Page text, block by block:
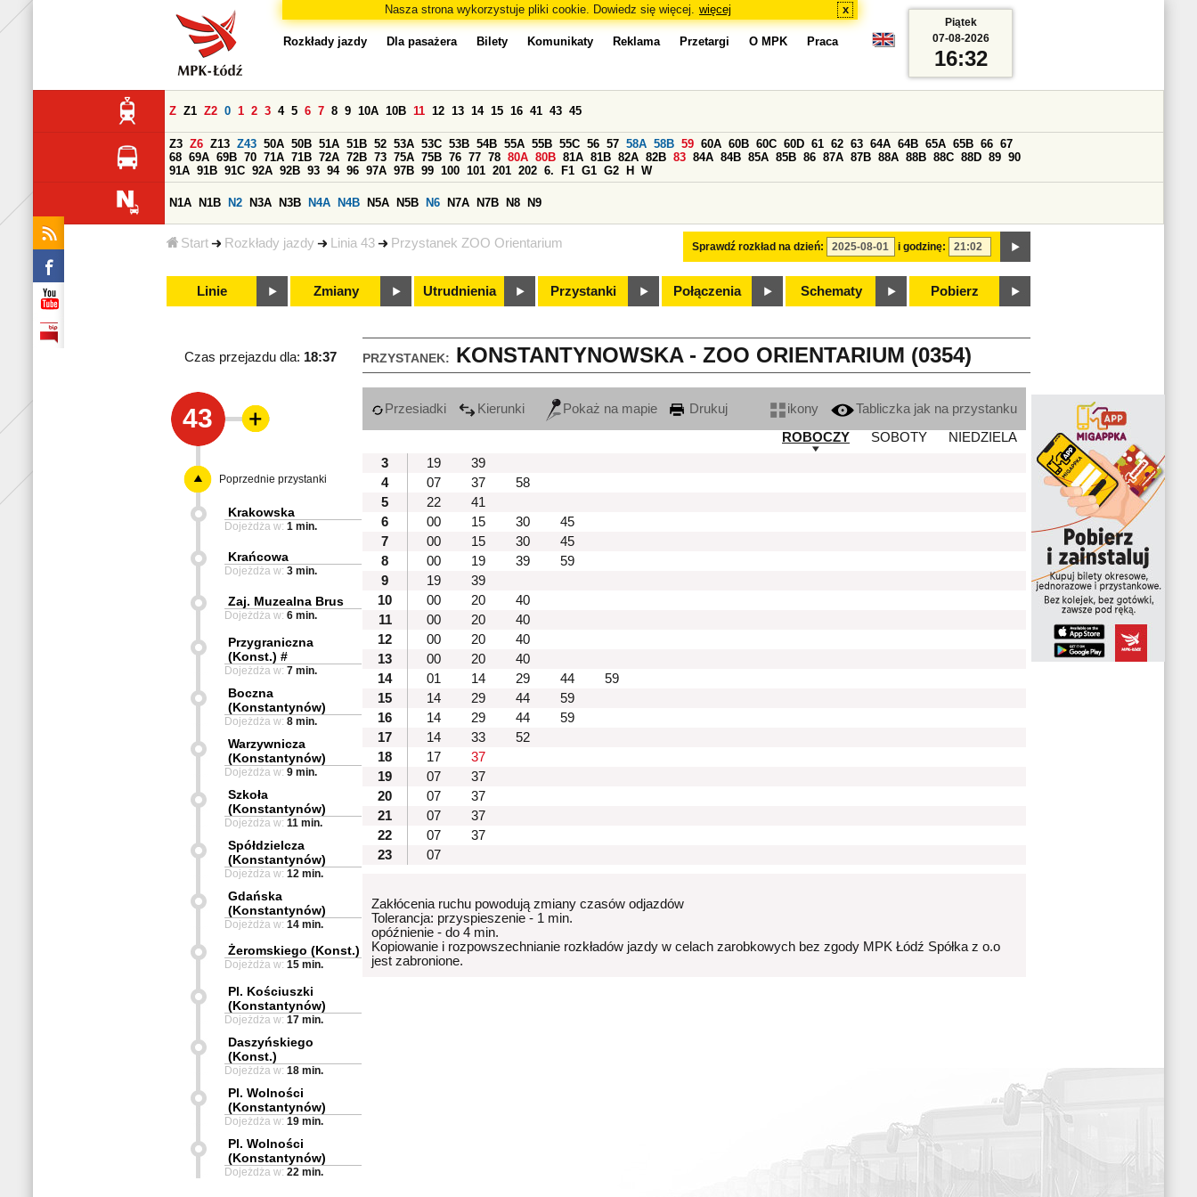
Nasza strona wykorzystuje pliki cookie. Dowiedz się więcej. więcej x
Start Rozkłady jazdy Linia 43 Przystanek ZOO Orientarium
Rozkłady jazdy Dla pasażera Bilety Komunikaty Reklama Przetargi O MPK Praca
Sprawdź rozkład na dzień: i godzinę:
Z Z1 Z2 0 1 2 3 4 5 6 7 8 9 10A 10B 11 12 13 14 15 16 41 43 45
Z3 Z6 Z13 Z43 50A 50B 51A 51B 52 53A 53C 53B 54B 55A 55B 55C 56 57 58A 58B 59 60A 60B 60C 60D 61 62 63 64A 64B 65A 65B 66 67
68 69A 69B 70 71A 71B 72A 72B 73 75A 75B 76 77 78 80A 80B 81A 81B 82A 82B 83 84A 84B 85A 85B 86 87A 87B 88A 88B 88C 88D 89 90
91A 91B 91C 92A 92B 93 94 96 97A 97B 99 100 101 201 202 6. F1 G1 G2 H W
N1A N1B N2 N3A N3B N4A N4B N5A N5B N6 N7A N7B N8 N9
Linie Zmiany Utrudnienia Przystanki Połączenia Schematy Pobierz
Piątek
07-08-2026
16:32
PRZYSTANEK: KONSTANTYNOWSKA - ZOO ORIENTARIUM (0354)
Czas przejazdu dla: 18:37
43 Przesiadki Kierunki Pokaż na mapie Drukuj ikony
Tabliczka jak na przystanku
ROBOCZY
SOBOTY
NIEDZIELA
3
19
39
4
07 37
58
5
22
41
6
00 15 30
45
7
00 15 30
45
8
00 19 39
59
9
19
39
10
00 20
40
11
00 20
40
12
00 20
40
13
00 20
40
14
01 14 29 44
59
15
14 29 44
59
16
14 29 44
59
17
14 33
52
18
17
37
19
07
37
20
07
37
21
07
37
22
07
37
23
07
Zakłócenia ruchu powodują zmiany czasów odjazdów
Tolerancja: przyspieszenie - 1 min.
opóźnienie - do 4 min.
Kopiowanie i rozpowszechnianie rozkładów jazdy w celach zarobkowych bez zgody MPK Łódź Spółka z o.o
jest zabronione.
Poprzednie przystanki
Krakowska
Dojeżdża w: 1 min.
Krańcowa
Dojeżdża w: 3 min.
Zaj. Muzealna Brus
Dojeżdża w: 6 min.
Przygraniczna
(Konst.) #
Dojeżdża w: 7 min.
Boczna
(Konstantynów)
Dojeżdża w: 8 min.
Warzywnicza
(Konstantynów)
Dojeżdża w: 9 min.
Szkoła
(Konstantynów)
Dojeżdża w: 11 min.
Spółdzielcza
(Konstantynów)
Dojeżdża w: 12 min.
Gdańska
(Konstantynów)
Dojeżdża w: 14 min.
Żeromskiego (Konst.)
Dojeżdża w: 15 min.
Pl. Kościuszki
(Konstantynów)
Dojeżdża w: 17 min.
Daszyńskiego
(Konst.)
Dojeżdża w: 18 min.
Pl. Wolności
(Konstantynów)
Dojeżdża w: 19 min.
Pl. Wolności
(Konstantynów)
Dojeżdża w: 22 min.